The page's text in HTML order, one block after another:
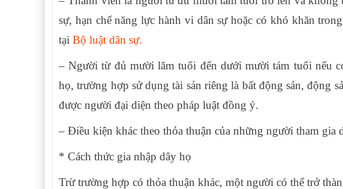
sự, hạn chế năng lực hành vi dân sự hoặc có khó khăn
tại Bộ luật dân sự.
– Người từ đủ mười lăm tuổi đến dưới mười tám tuổi nếu
họ, trường hợp sử dụng tài sản riêng là bất động sản, động
được người đại diện theo pháp luật đồng ý.
– Điều kiện khác theo thỏa thuận của những người tham gia
* Cách thức gia nhập dây họ
Trừ trường hợp có thỏa thuận khác, một người có thể trở